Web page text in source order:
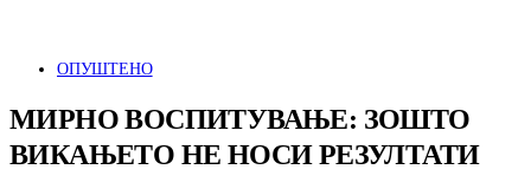
ОПУШТЕНО
МИРНО ВОСПИТУВАЊЕ: ЗОШТО
ВИКАЊЕТО НЕ НОСИ РЕЗУЛТАТИ